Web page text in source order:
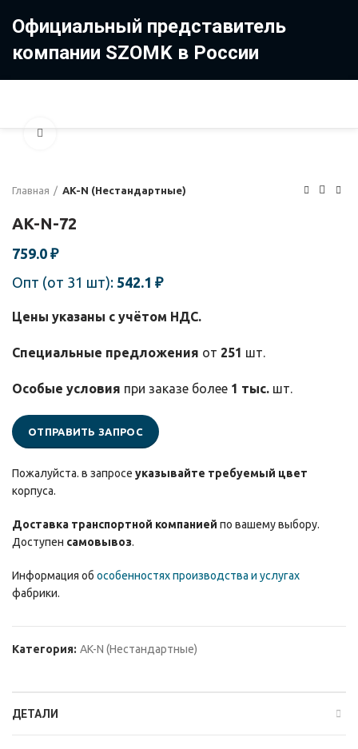
Официальный представитель
компании SZOMK в России
Главная AK-N (Нестандартные)
AK-N-72
759.0 ₽
Опт (от 31 шт): 542.1 ₽
Цены указаны с учётом НДС.
Специальные предложения от 251 шт.
Особые условия при заказе более 1 тыс. шт.
ОТПРАВИТЬ ЗАПРОС
Пожалуйста. в запросе указывайте требуемый цвет
корпуса.
Доставка транспортной компанией по вашему выбору.
Доступен самовывоз.
Информация об особенностях производства и услугах
фабрики.
Категория: AK-N (Нестандартные)
ДЕТАЛИ